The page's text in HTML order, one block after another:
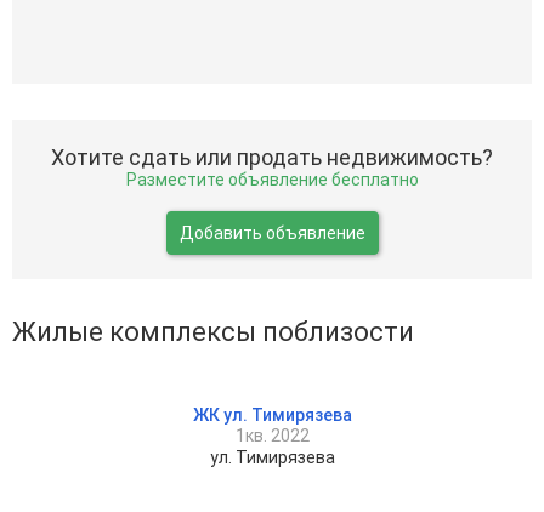
Хотите сдать или продать недвижимость?
Разместите объявление бесплатно
Добавить объявление
Жилые комплексы поблизости
ЖК ул. Тимирязева
1кв. 2022
ул. Тимирязева